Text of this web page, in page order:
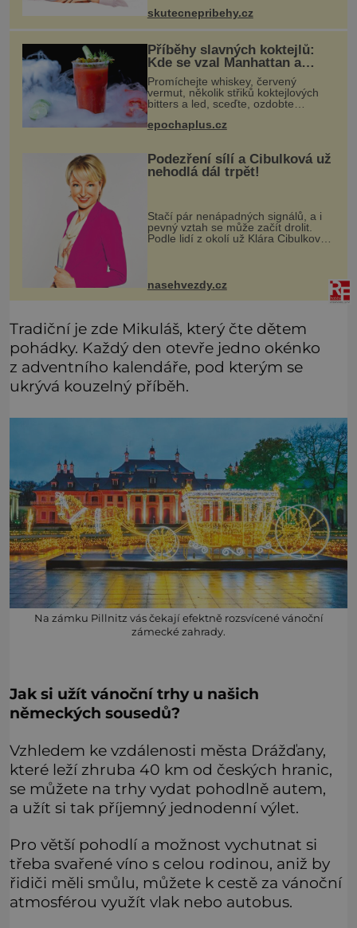
vdávala, když mi bylo dvacet. Oba
jsme byli mladí a byl to tak říkajíc
skutecnepribehy.cz
Příběhy slavných koktejlů:
Kde se vzal Manhattan a
Bloody Mary?
Promíchejte whiskey, červený
vermut, několik střiků koktejlových
bitters a led, sceďte, ozdobte
koktejlovou třešinkou a tadá…
Manhattan je tu! A pokud to má být
epochaplus.cz
Podezření sílí a Cibulková už
nehodlá dál trpět!
Stačí pár nenápadných signálů, a i
pevný vztah se může začít drolit.
Podle lidí z okolí už Klára Cibulková
nasehvezdy.cz
Tradiční je zde Mikuláš, který čte dětem
pohádky. Každý den otevře jedno okénko
z adventního kalendáře, pod kterým se
ukrývá kouzelný příběh.
Na zámku Pillnitz vás čekají efektně rozsvícené vánoční
zámecké zahrady.
Jak si užít vánoční trhy u našich
německých sousedů?
Vzhledem ke vzdálenosti města Drážďany,
které leží zhruba 40 km od českých hranic,
se můžete na trhy vydat pohodlně autem,
a užít si tak příjemný jednodenní výlet.
Pro větší pohodlí a možnost vychutnat si
třeba svařené víno s celou rodinou, aniž by
řidiči měli smůlu, můžete k cestě za vánoční
atmosférou využít vlak nebo autobus.